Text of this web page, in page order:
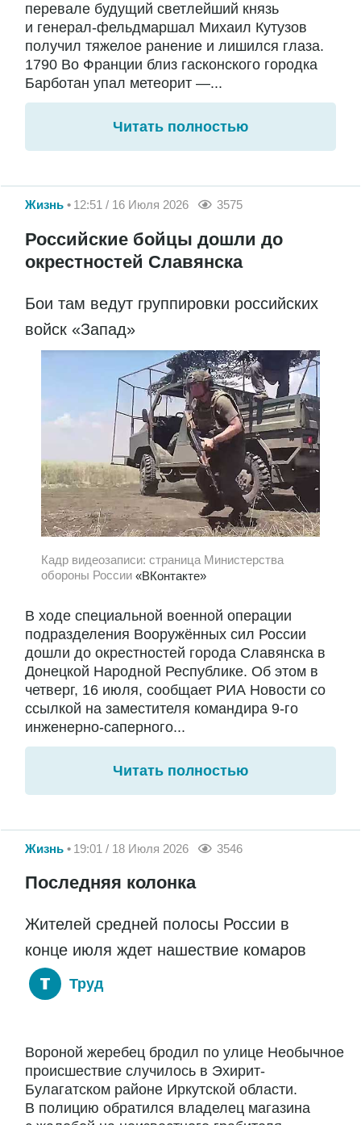
перевале будущий светлейший князь
и генерал-фельдмаршал Михаил Кутузов
получил тяжелое ранение и лишился глаза.
1790 Во Франции близ гасконского городка
Барботан упал метеорит —...
Читать полностью
Жизнь 12:51 / 16 Июля 2026 3575
Российские бойцы дошли до
окрестностей Славянска
Бои там ведут группировки российских
войск «Запад»
Кадр видеозаписи: страница Министерства
обороны России «ВКонтакте»
В ходе специальной военной операции
подразделения Вооружённых сил России
дошли до окрестностей города Славянска в
Донецкой Народной Республике. Об этом в
четверг, 16 июля, сообщает РИА Новости со
ссылкой на заместителя командира 9-го
инженерно-саперного...
Читать полностью
Жизнь 19:01 / 18 Июля 2026 3546
Последняя колонка
Жителей средней полосы России в
конце июля ждет нашествие комаров
Труд
Вороной жеребец бродил по улице Необычное
происшествие случилось в Эхирит-
Булагатском районе Иркутской области.
В полицию обратился владелец магазина